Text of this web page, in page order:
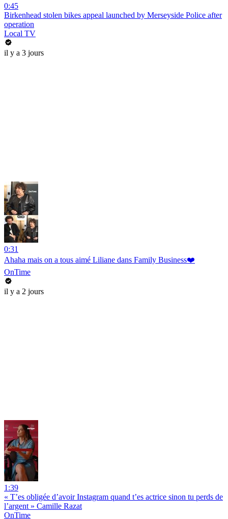
0:45
Birkenhead stolen bikes appeal launched by Merseyside Police after
operation
Local TV
il y a 3 jours
0:31
Ahaha mais on a tous aimé Liliane dans Family Business❤️
OnTime
il y a 2 jours
1:39
« T’es obligée d’avoir Instagram quand t’es actrice sinon tu perds de
l’argent » Camille Razat
OnTime